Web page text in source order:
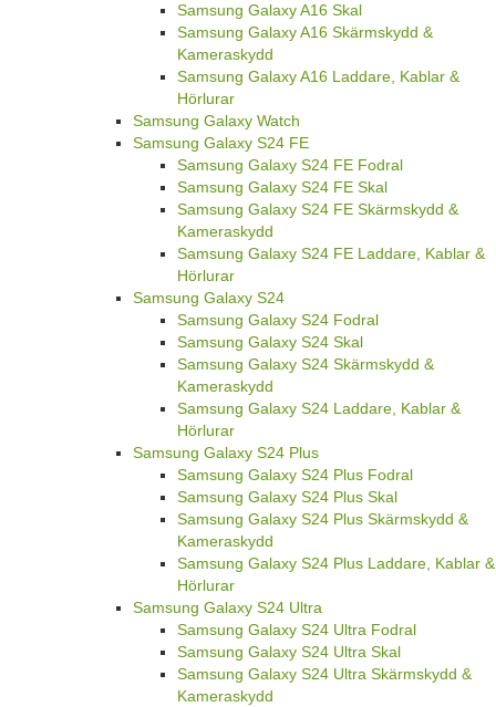
Samsung Galaxy A16 Skal
Samsung Galaxy A16 Skärmskydd &
Kameraskydd
Samsung Galaxy A16 Laddare, Kablar &
Hörlurar
Samsung Galaxy Watch
Samsung Galaxy S24 FE
Samsung Galaxy S24 FE Fodral
Samsung Galaxy S24 FE Skal
Samsung Galaxy S24 FE Skärmskydd &
Kameraskydd
Samsung Galaxy S24 FE Laddare, Kablar &
Hörlurar
Samsung Galaxy S24
Samsung Galaxy S24 Fodral
Samsung Galaxy S24 Skal
Samsung Galaxy S24 Skärmskydd &
Kameraskydd
Samsung Galaxy S24 Laddare, Kablar &
Hörlurar
Samsung Galaxy S24 Plus
Samsung Galaxy S24 Plus Fodral
Samsung Galaxy S24 Plus Skal
Samsung Galaxy S24 Plus Skärmskydd &
Kameraskydd
Samsung Galaxy S24 Plus Laddare, Kablar &
Hörlurar
Samsung Galaxy S24 Ultra
Samsung Galaxy S24 Ultra Fodral
Samsung Galaxy S24 Ultra Skal
Samsung Galaxy S24 Ultra Skärmskydd &
Kameraskydd